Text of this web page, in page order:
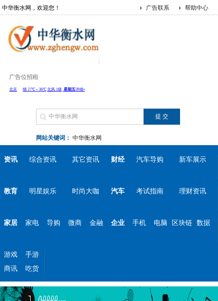
中华衡水网，欢迎您！ 帮助中心
广告联系
广告位招租
网站关键词： 中华衡水网
资讯 综合资讯 其它资讯 财经 汽车导购 新车展示
教育 明星娱乐 时尚大咖 汽车 考试指南 理财资讯
家居 家电 导购 微商 金融 企业 手机 电脑 区块链 数据
游戏
手游
商讯
吃货